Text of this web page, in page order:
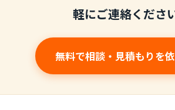
軽にご連絡ください
無料で相談・見積もりを